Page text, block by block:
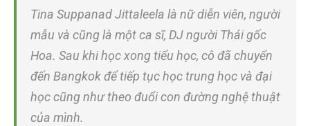
Tina Suppanad Jittaleela là nữ diễn viên, người
mẫu và cũng là một ca sĩ, DJ người Thái gốc
Hoa. Sau khi học xong tiểu học, cô đã chuyển
đến Bangkok để tiếp tục học trung học và đại
học cũng như theo đuổi con đường nghệ thuật
của mình.